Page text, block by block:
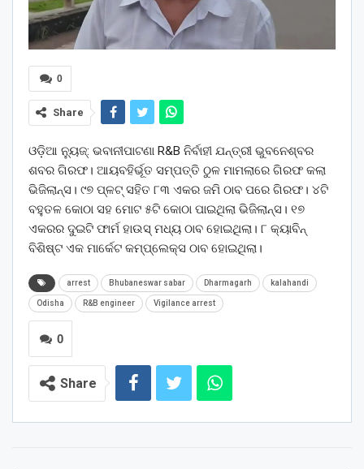
0
Share
ଓଡ଼ିଆ ନ୍ୟୁଜ୍: ଭବାନୀପାଟଣା R&B ନିର୍ବାହୀ ଯନ୍ତ୍ରୀ ଭୁବନେଶ୍ବର
ଶବର ଗିରଫ। ଆୟବହିର୍ଭୂତ ସମ୍ପତ୍ତି ଠୁଳ ମାମଲାରେ ଗିରଫ କଲା
ଭିଜିଲାନ୍ସ। ୯୭ ପ୍ଳଟ୍‌ ସହିତ ୮୩ ଏକର ଜମି ଠାବ ପରେ ଗିରଫ। ୪ଟି
ବହୁତଳ କୋଠା ସହ ମୋଟ ୫ଟି କୋଠା ପାଇଥିଲା ଭିଜିଲାନ୍ସ। ୧୭
ଏକରର ଦୁଇଟି ଫାର୍ମ ହାଉସ୍‌ ମଧ୍ୟ ଠାବ ହୋଇଥିଲା। ୮ କ୍ୟାବିନ୍‌
ବିଶିଷ୍ଟ ଏକ ମାର୍କେଟ କମ୍ପ୍ଲେକ୍ସ ଠାବ ହୋଇଥିଲା।
arrest Bhubaneswar sabar Dharmagarh kalahandi
Odisha R&B engineer Vigilance arrest
0
Share